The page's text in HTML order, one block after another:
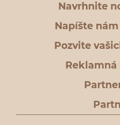
Navrhnite
Napíšte
Pozvite